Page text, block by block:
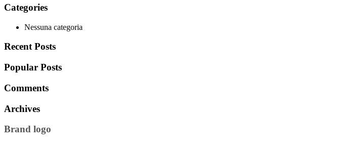
Categories
Nessuna categoria
Recent Posts
Popular Posts
Comments
Archives
Brand logo